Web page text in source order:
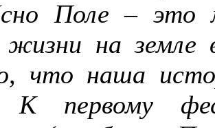
Поле – это
жизни на земле
что наша
К первому